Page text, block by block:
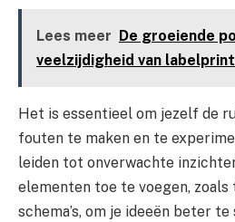
Lees meer
De groeiende
veelzijdigheid van
Het is essentieel om jezelf de
fouten te maken en te
leiden tot onverwachte
elementen toe te voegen, zoals
schema’s, om je ideeën beter